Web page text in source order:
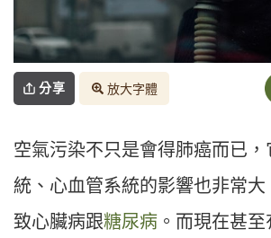
分享 放大字體
空氣污染不只是會得肺癌而已，
統、心血管系統的影響也非常大
致心臟病跟糖尿病 。而現在甚至